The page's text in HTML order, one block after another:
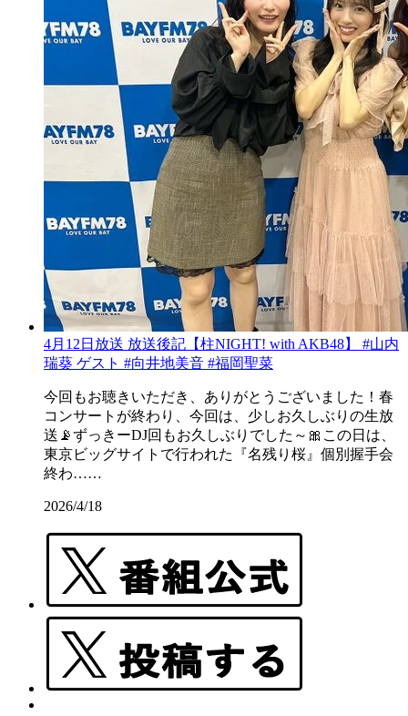
4月12日放送 放送後記【柱NIGHT! with AKB48】 #山内
瑞葵 ゲスト #向井地美音 #福岡聖菜
今回もお聴きいただき、ありがとうございました！春
コンサートが終わり、今回は、少しお久しぶりの生放
送📡ずっきーDJ回もお久しぶりでした～🎀この日は、
東京ビッグサイトで行われた『名残り桜』個別握手会
終わ……
2026/4/18